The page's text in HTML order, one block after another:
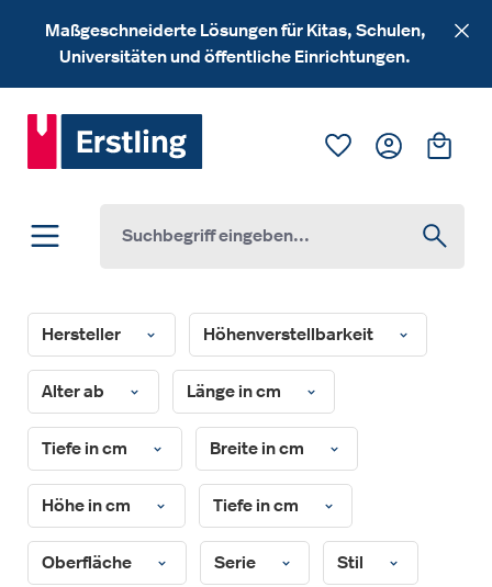
Zum Hauptinhalt springen
Maßgeschneiderte Lösungen für Kitas, Schulen,
Universitäten und öffentliche Einrichtungen.
Du hast 0
Hersteller Höhenverstellbarkeit
Alter ab Länge in cm
Tiefe in cm Breite in cm
Höhe in cm Tiefe in cm
Oberfläche Serie Stil